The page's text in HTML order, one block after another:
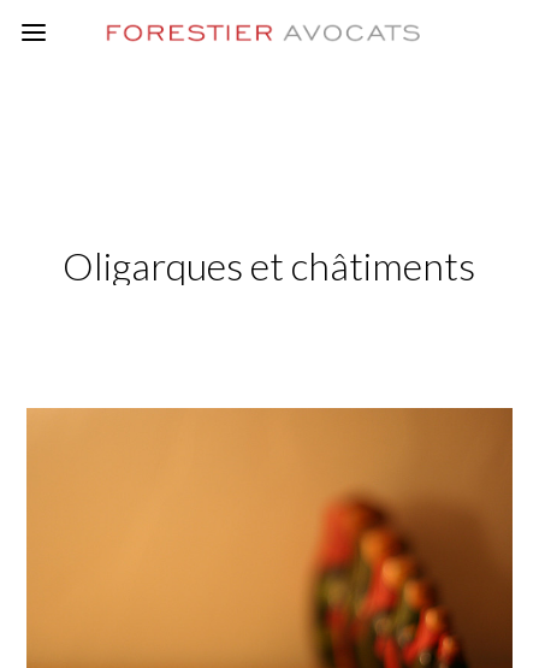
Oligarques et châtiments